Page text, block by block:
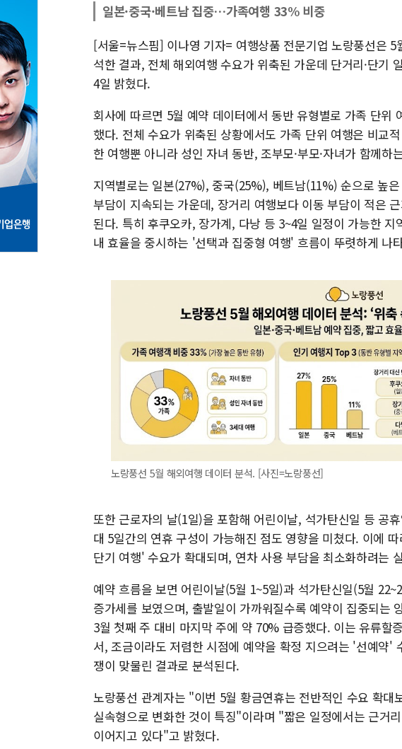
일본·중국·베트남 집중…가족여행 33% 비중
[서울=뉴스핌] 이나영 기자= 여행상품 전문기업 노랑풍선은
석한 결과, 전체 해외여행 수요가 위축된 가운데 단거리·단기
4일 밝혔다.
회사에 따르면 5월 예약 데이터에서 동반 유형별로 가족 단위
했다. 전체 수요가 위축된 상황에서도 가족 단위 여행은 비교
한 여행뿐 아니라 성인 자녀 동반, 조부모·부모·자녀가 함께하
지역별로는 일본(27%), 중국(25%), 베트남(11%) 순으로 높
부담이 지속되는 가운데, 장거리 여행보다 이동 부담이 적은
된다. 특히 후쿠오카, 장가계, 다낭 등 3~4일 일정이 가능한
내 효율을 중시하는 '선택과 집중형 여행' 흐름이 뚜렷하게 나
노랑풍선 5월 해외여행 데이터 분석. [사진=노랑풍선]
또한 근로자의 날(1일)을 포함해 어린이날, 석가탄신일 등 공
대 5일간의 연휴 구성이 가능해진 점도 영향을 미쳤다. 이에
단기 여행' 수요가 확대되며, 연차 사용 부담을 최소화하려는
예약 흐름을 보면 어린이날(5월 1~5일)과 석가탄신일(5월
증가세를 보였으며, 출발일이 가까워질수록 예약이 집중되는
3월 첫째 주 대비 마지막 주에 약 70% 급증했다. 이는 유류할
서, 조금이라도 저렴한 시점에 예약을 확정 지으려는 '선예약'
쟁이 맞물린 결과로 분석된다.
노랑풍선 관계자는 "이번 5월 황금연휴는 전반적인 수요 확대
실속형으로 변화한 것이 특징"이라며 "짧은 일정에서는 근거
이어지고 있다"고 밝혔다.